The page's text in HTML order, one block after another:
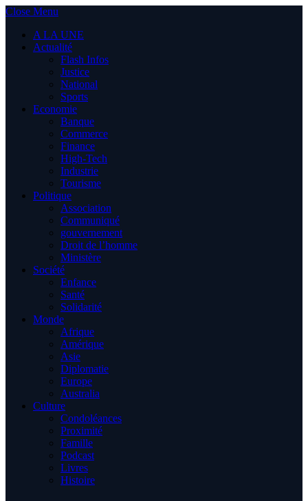
Close Menu
A LA UNE
Actualité
Flash Infos
Justice
National
Sports
Economie
Banque
Commerce
Finance
High-Tech
Industrie
Tourisme
Politique
Association
Communiqué
gouvernement
Droit de l’homme
Ministère
Société
Enfance
Santé
Solidarité
Monde
Afrique
Amérique
Asie
Diplomatie
Europe
Australia
Culture
Condoléances
Proximité
Famille
Podcast
Livres
Histoire